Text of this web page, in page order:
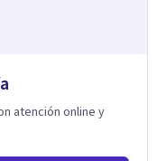
atención online y